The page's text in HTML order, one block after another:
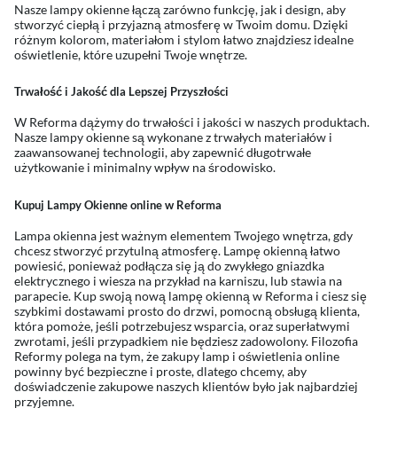
Nasze lampy okienne łączą zarówno funkcję, jak i design, aby
stworzyć ciepłą i przyjazną atmosferę w Twoim domu. Dzięki
różnym kolorom, materiałom i stylom łatwo znajdziesz idealne
oświetlenie, które uzupełni Twoje wnętrze.
Trwałość i Jakość dla Lepszej Przyszłości
W Reforma dążymy do trwałości i jakości w naszych produktach.
Nasze lampy okienne są wykonane z trwałych materiałów i
zaawansowanej technologii, aby zapewnić długotrwałe
użytkowanie i minimalny wpływ na środowisko.
Kupuj Lampy Okienne online w Reforma
Lampa okienna jest ważnym elementem Twojego wnętrza, gdy
chcesz stworzyć przytulną atmosferę. Lampę okienną łatwo
powiesić, ponieważ podłącza się ją do zwykłego gniazdka
elektrycznego i wiesza na przykład na karniszu, lub stawia na
parapecie. Kup swoją nową lampę okienną w Reforma i ciesz się
szybkimi dostawami prosto do drzwi, pomocną obsługą klienta,
która pomoże, jeśli potrzebujesz wsparcia, oraz superłatwymi
zwrotami, jeśli przypadkiem nie będziesz zadowolony. Filozofia
Reformy polega na tym, że zakupy lamp i oświetlenia online
powinny być bezpieczne i proste, dlatego chcemy, aby
doświadczenie zakupowe naszych klientów było jak najbardziej
przyjemne.